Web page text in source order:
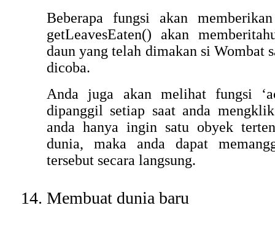
Beberapa fungsi akan
getLeavesEaten() akan
daun yang telah dimakan si Wombat
dicoba.
Anda juga akan melihat fungsi
dipanggil setiap saat anda
anda hanya ingin satu obyek
dunia, maka anda dapat
tersebut secara langsung.
Membuat dunia baru